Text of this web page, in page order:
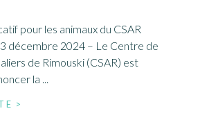
pour les animaux du CSAR
décembre 2024 – Le Centre de
de Rimouski (CSAR) est
la ...
>